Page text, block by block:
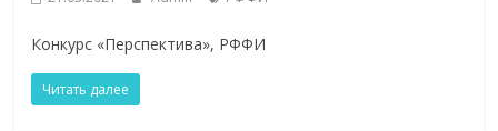
Конкурс «Перспектива», РФФИ
Читать далее